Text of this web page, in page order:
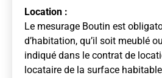
Location :
Le mesurage Boutin est
d’habitation, qu’il soit meublé
indiqué dans le contrat de
locataire de la surface